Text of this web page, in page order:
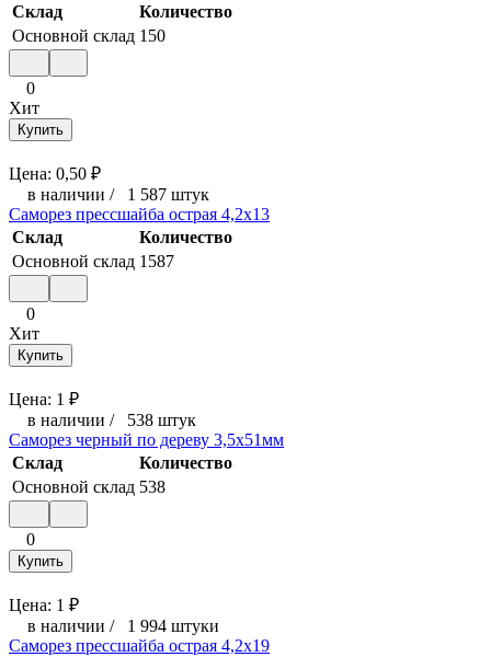
Склад
Количество
Основной склад 150
0
Хит
Купить
Цена: 0,50 ₽
в наличии / 1 587 штук
Саморез прессшайба острая 4,2x13
Склад
Количество
Основной склад 1587
0
Хит
Купить
Цена: 1 ₽
в наличии / 538 штук
Саморез черный по дереву 3,5x51мм
Склад
Количество
Основной склад 538
0
Купить
Цена: 1 ₽
в наличии / 1 994 штуки
Саморез прессшайба острая 4,2x19